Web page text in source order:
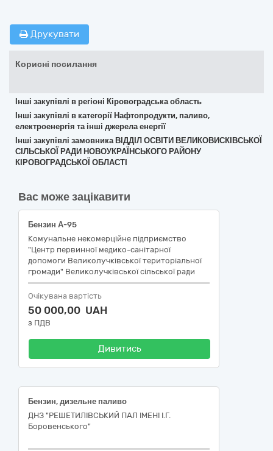
Друкувати
Корисні посилання
Інші закупівлі в регіоні Кіровоградська область
Інші закупівлі в категорії Нафтопродукти, паливо,
електроенергія та інші джерела енергії
Інші закупівлі замовника ВІДДІЛ ОСВІТИ ВЕЛИКОВИСКІВСЬКОЇ
СІЛЬСЬКОЇ РАДИ НОВОУКРАЇНСЬКОГО РАЙОНУ
КІРОВОГРАДСЬКОЇ ОБЛАСТІ
Вас може зацікавити
Бензин А-95
Комунальне некомерційне підприємство
"Центр первинної медико-санітарної
допомоги Великолучківської територіальної
громади" Великолучківської сільської ради
Очікувана вартість
50 000,00 UAH
з ПДВ
Дивитись
Бензин, дизельне паливо
ДНЗ "РЕШЕТИЛІВСЬКИЙ ПАЛ ІМЕНІ І.Г.
Боровенського"